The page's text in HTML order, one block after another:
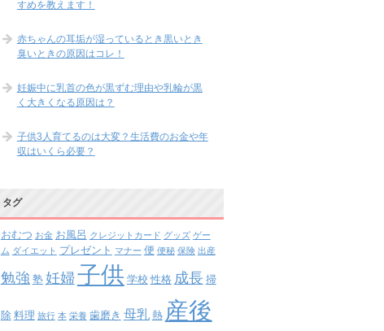
すめを教えます！
赤ちゃんの耳垢が湿っているとき黒いとき
臭いときの原因はコレ！
妊娠中に乳首の色が黒ずむ理由や乳輪が黒
く大きくなる原因は？
子供3人育てるのは大変？生活費のお金や年
収はいくら必要？
タグ
おむつ お金 お風呂 クレジットカード グッズ ゲー
ム ダイエット プレゼント マナー 便 便秘 保険 出産
勉強 塾 妊婦 子供 学校 性格 成長 掃
除 料理 旅行 本 栄養 歯磨き 母乳 熱 産後